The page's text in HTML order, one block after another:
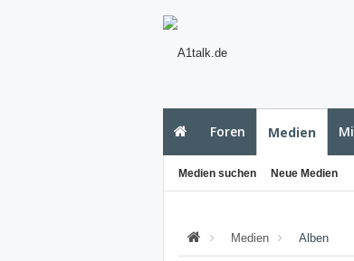
Foren Medien
Medien suchen Neue Medien
Medien Alben